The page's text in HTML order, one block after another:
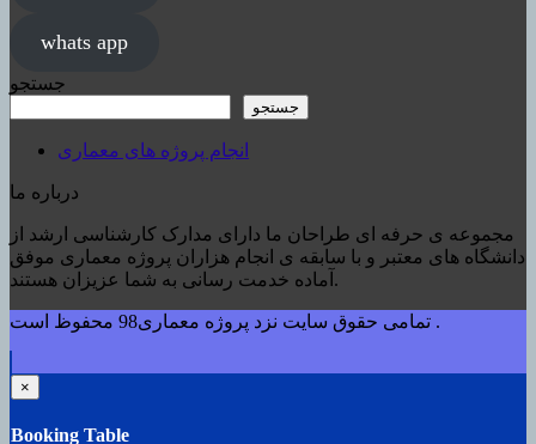
whats app
جستجو
جستجو
انجام پروژه های معماری
درباره ما
مجموعه ی حرفه ای طراحان ما دارای مدارک کارشناسی ارشد از
دانشگاه های معتبر و با سابقه ی انجام هزاران پروژه معماری موفق
آماده خدمت رسانی به شما عزیزان هستند.
تمامی حقوق سایت نزد پروژه معماری98 محفوظ است .
×
Booking Table